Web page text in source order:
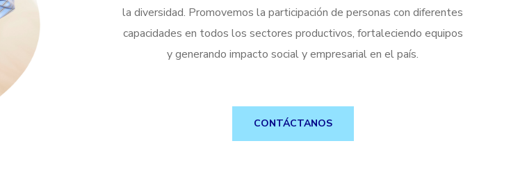
la diversidad. Promovemos la participación de personas con diferentes
capacidades en todos los sectores productivos, fortaleciendo equipos
y generando impacto social y empresarial en el país.
CONTÁCTANOS